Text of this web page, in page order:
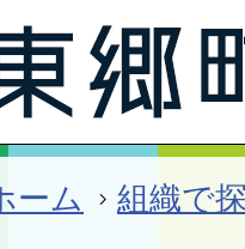
ーム 組織で